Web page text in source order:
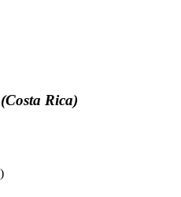
(Costa Rica)